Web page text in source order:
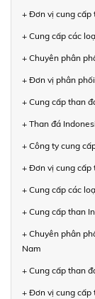
+ Đơn vị cung cấp
+ Cung cấp các
+ Chuyên phân
+ Đơn vị phân
+ Cung cấp than
+ Than đá
+ Công ty cung
+ Đơn vị cung cấp
+ Cung cấp các
+ Cung cấp than
+ Chuyên phân
Nam
+ Cung cấp than
+ Đơn vị cung cấp